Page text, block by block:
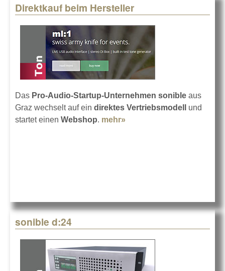
Direktkauf beim Hersteller
Das Pro-Audio-Startup-Unternehmen sonible aus
Graz wechselt auf ein direktes Vertriebsmodell
und
startet einen Webshop. mehr»
sonible d:24